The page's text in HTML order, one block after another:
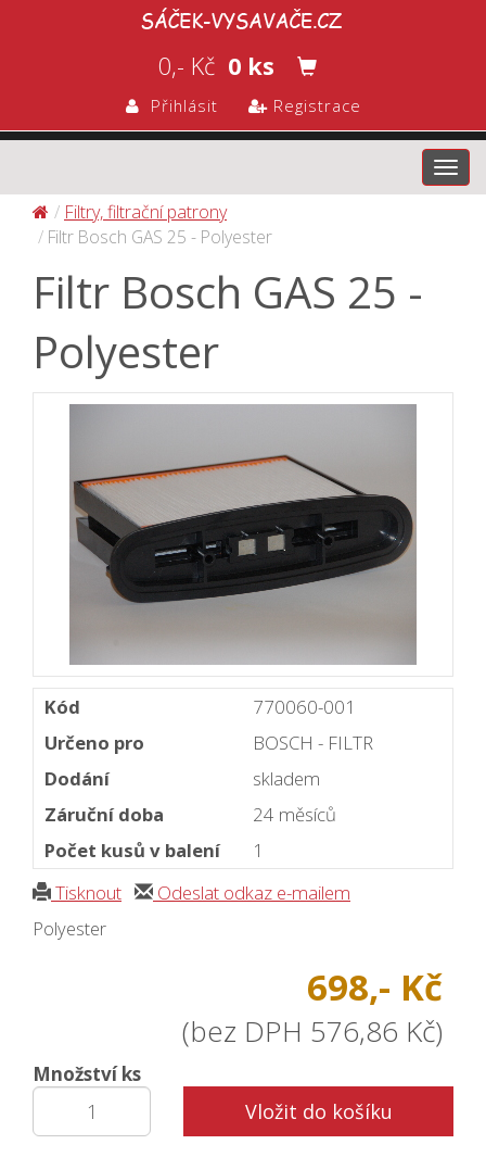
0,- Kč 0 ks
Přihlásit Registrace
Filtry, filtrační patrony
Filtr Bosch GAS 25 - Polyester
Filtr Bosch GAS 25 -
Polyester
Kód
770060-001
Určeno pro
BOSCH - FILTR
Dodání
skladem
Záruční doba
24 měsíců
Počet kusů v balení
1
Tisknout
Odeslat odkaz e-mailem
Polyester
698,- Kč
(bez DPH 576,86 Kč)
Množství ks
Vložit do košíku